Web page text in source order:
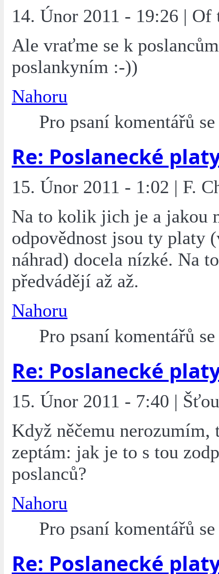
14. Únor 2011 - 19:26 | Of
Ale vraťme se k
poslankyním :-))
Nahoru
Pro psaní komentářů
Re: Poslanecké
15. Únor 2011 - 1:02 | F.
Na to kolik jich je a jakou
odpovědnost jsou ty platy
náhrad) docela nízké. Na
předvádějí až až.
Nahoru
Pro psaní komentářů
Re: Poslanecké
15. Únor 2011 - 7:40 |
Když něčemu nerozumím,
zeptám: jak je to s tou
poslanců?
Nahoru
Pro psaní komentářů
Re: Poslanecké